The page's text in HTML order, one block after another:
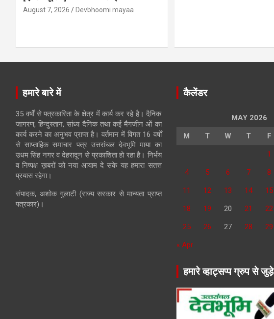
August 7, 2026 Devbhoomi mayaa
हमारे बारे में
35 वर्षों से पत्रकारिता के क्षेत्र में कार्य कर रहे है। दैनिक
जागरण, हिन्दुस्तान, सांध्य दैनिक तथा कई मैगजीन ओं का
कार्य करने का अनुभव प्राप्त है। वर्तमान में विगत 16 वर्षों
से साप्ताहिक समाचार पत्र उत्तरांचल देवभूमि माया का
उधम सिंह नगर व देहरादून से प्रकाशिता हो रहा है। निर्भय
व निष्पक्ष ख़बरों को नया आयाम दे सके यह हमारा सतत्त
प्रयास रहेगा।
संपादक, अशोक गुलाटी (राज्य सरकार से मान्यता प्राप्त
पत्रकार)।
कैलेंडर
MAY 2026
M T W T F
1
4 5 6 7 8
11 12 13 14 15
18 19 20 21 22
25 26 27 28 29
« Apr
हमारे व्हाट्सप्प ग्रुप से जुड़े